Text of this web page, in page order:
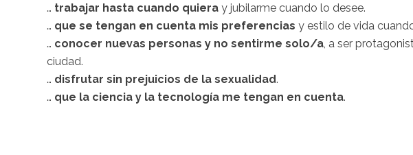
… trabajar hasta cuando quiera y jubilarme cuando lo desee.
… que se tengan en cuenta mis preferencias y estilo de vida
… conocer nuevas personas y no sentirme solo/a , a ser
ciudad.
… disfrutar sin prejuicios de la sexualidad.
… que la ciencia y la tecnología me tengan en cuenta.